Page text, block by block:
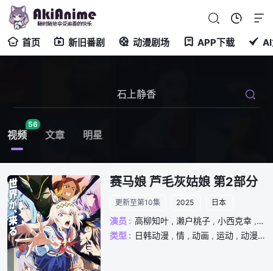
首页 新旧番剧 动漫剧场 APP下载
视频
56
文章 明星
赛马娘 芦毛灰姑娘 第2部分
更新至第10集 2025 日本
演员 : 高柳知叶 , 濑户桃子 , 小西克幸 , 大
类型 : 日韩动漫 , 情 , 动画 , 运动 , 动漫 ,